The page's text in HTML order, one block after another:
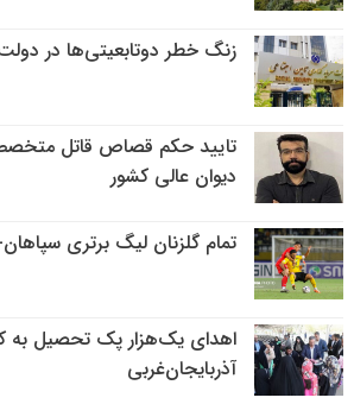
زنگ خطر دوتابعیتی‌ها در
تایید حکم قصاص قاتل
دیوان عالی کشور
تمام گلزنان لیگ‌ برتری سپاهان-
اهدای یک‌هزار پک تحصیل به
آذربایجان‌غربی